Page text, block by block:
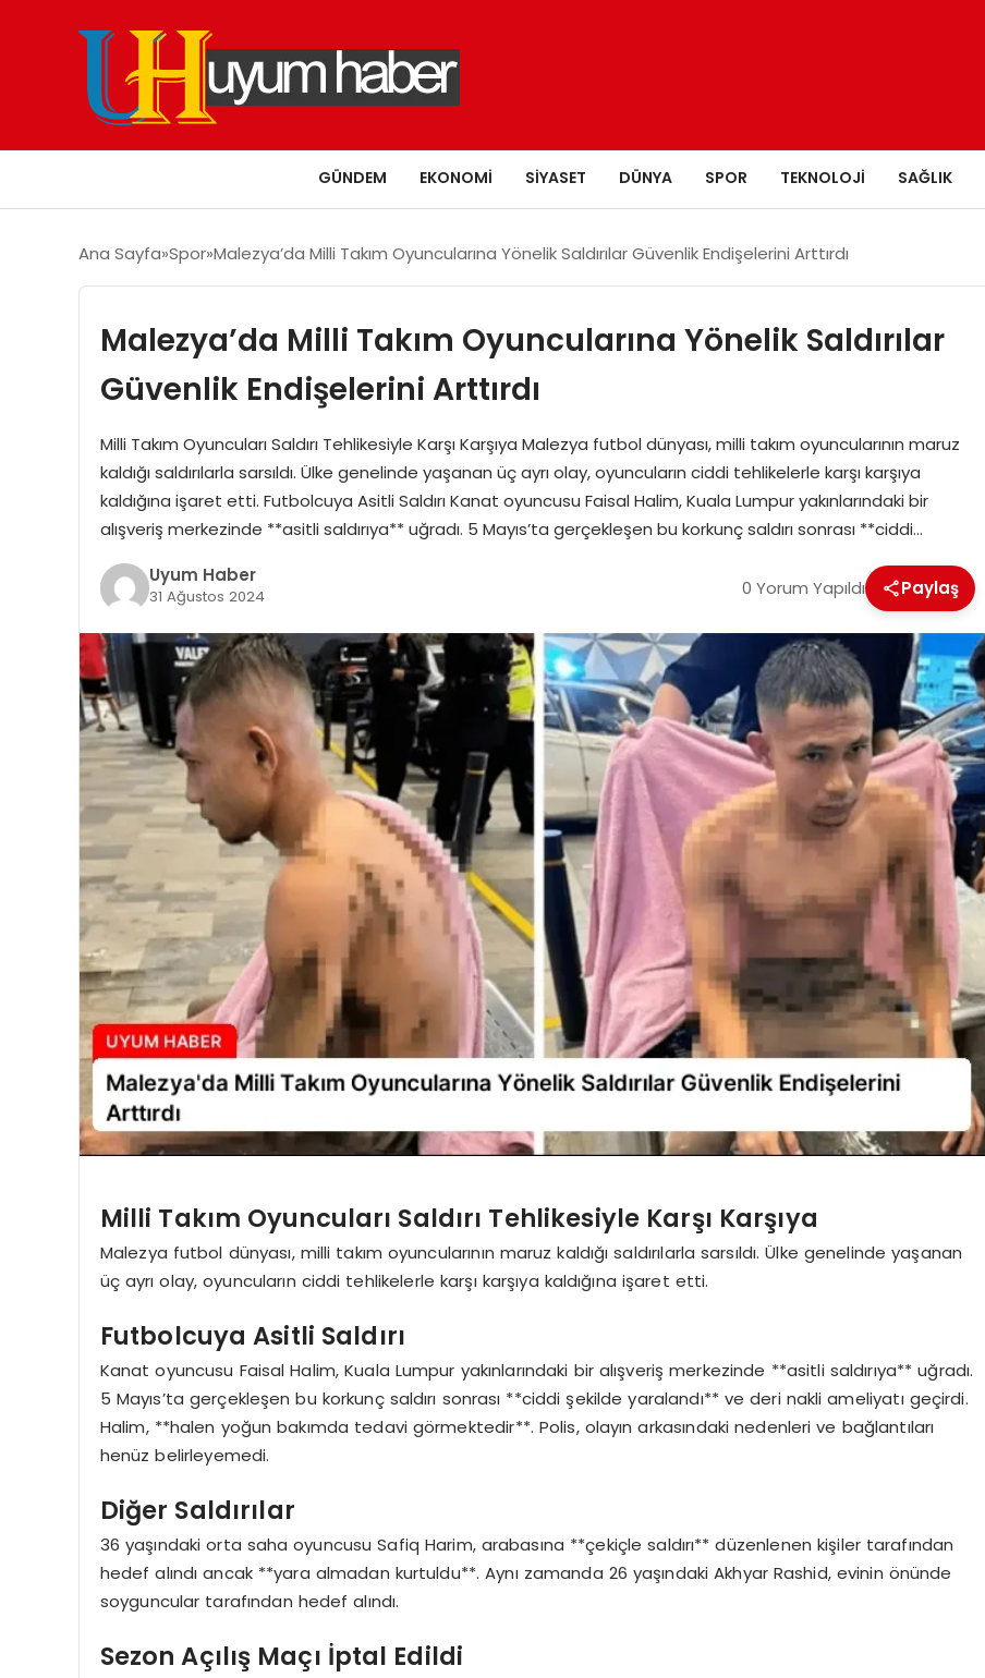
GÜNDEM EKONOMI SIYASET DÜNYA SPOR TEKNOLOJI SAĞLIK
Ana Sayfa Spor Malezya’da Milli Takım Oyuncularına Yönelik Saldırılar Güvenlik Endişelerini Arttırdı
Malezya’da Milli Takım Oyuncularına Yönelik Saldırılar
Güvenlik Endişelerini Arttırdı
Milli Takım Oyuncuları Saldırı Tehlikesiyle Karşı Karşıya Malezya futbol dünyası, milli takım oyuncularının maruz
kaldığı saldırılarla sarsıldı. Ülke genelinde yaşanan üç ayrı olay, oyuncuların ciddi tehlikelerle karşı karşıya
kaldığına işaret etti. Futbolcuya Asitli Saldırı Kanat oyuncusu Faisal Halim, Kuala Lumpur yakınlarındaki bir
alışveriş merkezinde **asitli saldırıya** uğradı. 5 Mayıs’ta gerçekleşen bu korkunç saldırı sonrası **ciddi…
Uyum Haber
31 Ağustos 2024 0 Yorum Yapıldı Paylaş
Milli Takım Oyuncuları Saldırı Tehlikesiyle Karşı Karşıya
Malezya futbol dünyası, milli takım oyuncularının maruz kaldığı saldırılarla sarsıldı. Ülke genelinde yaşanan
üç ayrı olay, oyuncuların ciddi tehlikelerle karşı karşıya kaldığına işaret etti.
Futbolcuya Asitli Saldırı
Kanat oyuncusu Faisal Halim, Kuala Lumpur yakınlarındaki bir alışveriş merkezinde **asitli saldırıya** uğradı.
5 Mayıs’ta gerçekleşen bu korkunç saldırı sonrası **ciddi şekilde yaralandı** ve deri nakli ameliyatı geçirdi.
Halim, **halen yoğun bakımda tedavi görmektedir**. Polis, olayın arkasındaki nedenleri ve bağlantıları
henüz belirleyemedi.
Diğer Saldırılar
36 yaşındaki orta saha oyuncusu Safiq Harim, arabasına **çekiçle saldırı** düzenlenen kişiler tarafından
hedef alındı ancak **yara almadan kurtuldu**. Aynı zamanda 26 yaşındaki Akhyar Rashid, evinin önünde
soyguncular tarafından hedef alındı.
Sezon Açılış Maçı İptal Edildi